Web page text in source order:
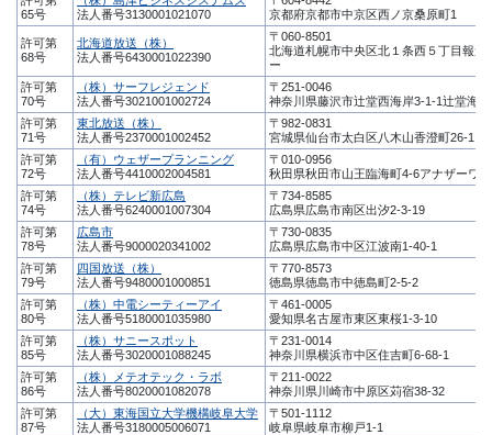
65号
法人番号3130001021070
京都府京都市中京区西ノ京桑原町1
許可第
68号
北海道放送（株）
法人番号6430001022390
〒060-8501
北海道札幌市中央区北１条西５丁目報道
ー
許可第
70号
（株）サーフレジェンド
法人番号3021001002724
〒251-0046
神奈川県藤沢市辻堂西海岸3-1-1辻堂海
許可第
71号
東北放送（株）
法人番号2370001002452
〒982-0831
宮城県仙台市太白区八木山香澄町26-1
許可第
72号
（有）ウェザープランニング
法人番号4410002004581
〒010-0956
秋田県秋田市山王臨海町4-6アナザーワ
許可第
74号
（株）テレビ新広島
法人番号6240001007304
〒734-8585
広島県広島市南区出汐2-3-19
許可第
78号
広島市
法人番号9000020341002
〒730-0835
広島県広島市中区江波南1-40-1
許可第
79号
四国放送（株）
法人番号9480001000851
〒770-8573
徳島県徳島市中徳島町2-5-2
許可第
80号
（株）中電シーティーアイ
法人番号5180001035980
〒461-0005
愛知県名古屋市東区東桜1-3-10
許可第
85号
（株）サニースポット
法人番号3020001088245
〒231-0014
神奈川県横浜市中区住吉町6-68-1
許可第
86号
（株）メテオテック・ラボ
法人番号8020001082078
〒211-0022
神奈川県川崎市中原区苅宿38-32
許可第
87号
（大）東海国立大学機構岐阜大学
法人番号3180005006071
〒501-1112
岐阜県岐阜市柳戸1-1